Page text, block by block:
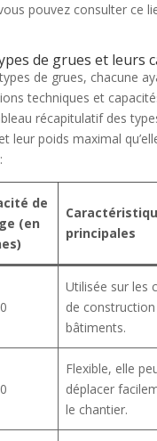
pouvez consulter ce
de grues et leurs
de grues, chacune
techniques et
récapitulatif des
leur poids maximal
de
(en
principales
Utilisée sur les
de
bâtiments.
Flexible, elle
déplacer
le chantier.